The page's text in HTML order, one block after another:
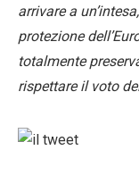
arrivare a
protezione
totalmente
rispettare il voto